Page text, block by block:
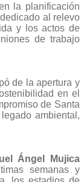
la planificación
al relevo
y los actos de
de trabajo
de la apertura y
en el
de Santa
ambiental,
Ángel Mujica
semanas y